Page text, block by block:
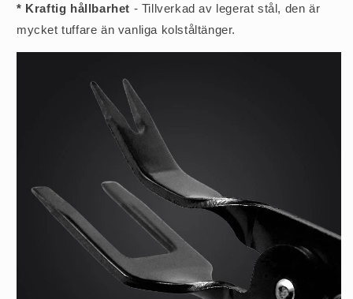
* Kraftig hållbarhet - Tillverkad av legerat stål, den är
mycket tuffare än vanliga kolståltänger.